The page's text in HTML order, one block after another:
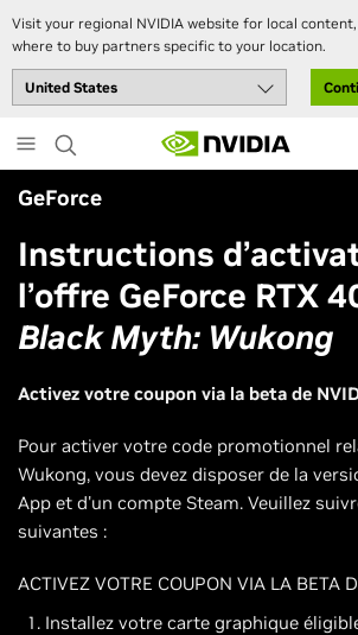
Visit your regional NVIDIA website for local
where to buy partners specific to your location.
to
main
content
GeForce
Instructions
l’offre GeForce RTX
Black Myth: Wukong
Activez votre coupon via la beta de
Pour activer votre code promotionnel
Wukong, vous devez disposer de la
App et d'un compte Steam. Veuillez
suivantes :
ACTIVEZ VOTRE COUPON VIA LA BETA
Installez votre carte graphique